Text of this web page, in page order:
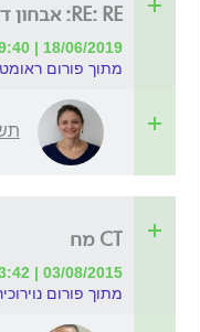
RE: RE: אבחון דלקת חוליות מקשחת
18/06/2019 | 19:40 | מאת: ארז
מתוך פורום
CT מח
03/08/2015 | 23:42 | מאת: לאה
מתוך פורום